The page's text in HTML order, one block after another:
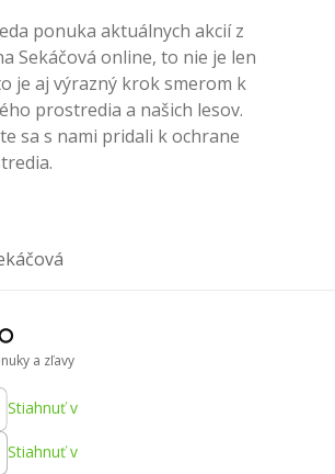
ponuka aktuálnych akcií z
Sekáčová online, to nie je len
je aj výrazný krok smerom k
prostredia a našich lesov.
sa s nami pridali k ochrane
a zľavy
Stiahnuť v
Stiahnuť v